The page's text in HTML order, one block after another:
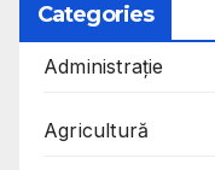
Categories
Administrație
Agricultură